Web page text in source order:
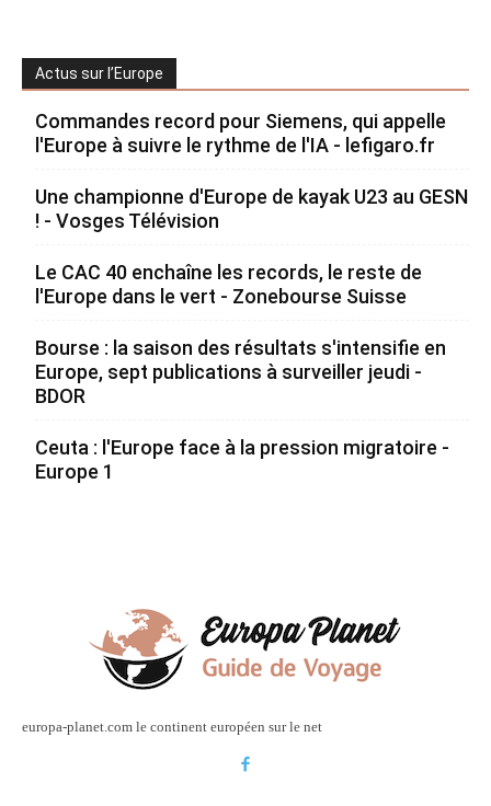
Actus sur l’Europe
Commandes record pour Siemens, qui appelle
l'Europe à suivre le rythme de l'IA - lefigaro.fr
Une championne d'Europe de kayak U23 au GESN
! - Vosges Télévision
Le CAC 40 enchaîne les records, le reste de
l'Europe dans le vert - Zonebourse Suisse
Bourse : la saison des résultats s'intensifie en
Europe, sept publications à surveiller jeudi -
BDOR
Ceuta : l'Europe face à la pression migratoire -
Europe 1
europa-planet.com le continent européen sur le net